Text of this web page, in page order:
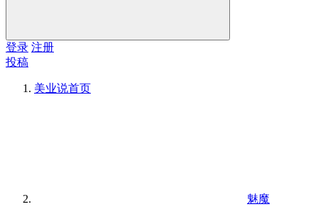
登录 注册
投稿
美业说首页
魅魔